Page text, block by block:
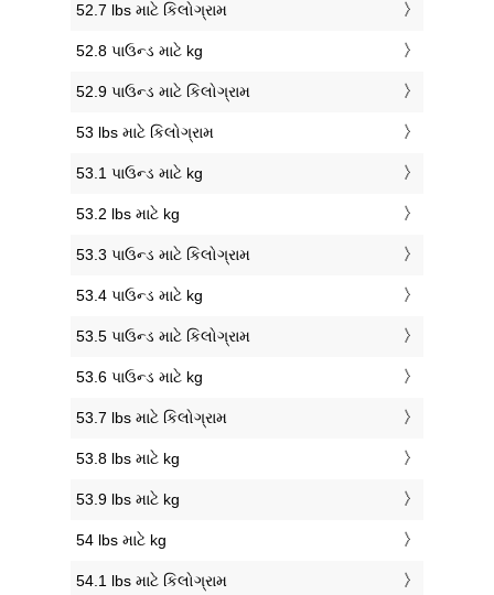
52.7 lbs માટે કિલોગ્રામ
52.8 પાઉન્ડ માટે kg
52.9 પાઉન્ડ માટે કિલોગ્રામ
53 lbs માટે કિલોગ્રામ
53.1 પાઉન્ડ માટે kg
53.2 lbs માટે kg
53.3 પાઉન્ડ માટે કિલોગ્રામ
53.4 પાઉન્ડ માટે kg
53.5 પાઉન્ડ માટે કિલોગ્રામ
53.6 પાઉન્ડ માટે kg
53.7 lbs માટે કિલોગ્રામ
53.8 lbs માટે kg
53.9 lbs માટે kg
54 lbs માટે kg
54.1 lbs માટે કિલોગ્રામ